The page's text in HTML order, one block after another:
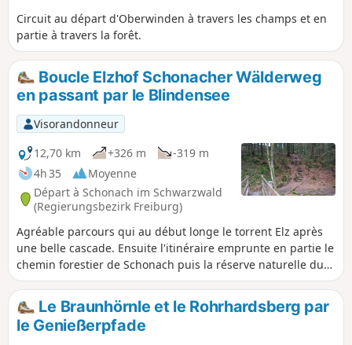
Circuit au départ d'Oberwinden à travers les champs et en
partie à travers la forêt.
Boucle Elzhof Schonacher Wälderweg
en passant par le Blindensee
Visorandonneur
12,70 km
+326 m
-319 m
4h 35
Moyenne
Départ à Schonach im Schwarzwald
(Regierungsbezirk Freiburg)
Agréable parcours qui au début longe le torrent Elz après
une belle cascade. Ensuite l'itinéraire emprunte en partie le
chemin forestier de Schonach puis la réserve naturelle du
Blindenhöhe et le Lac de Blindensee.
Le Braunhörnle et le Rohrhardsberg par
le Genießerpfade